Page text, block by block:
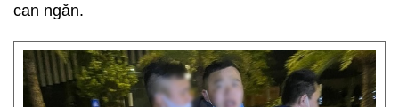
can ngăn.